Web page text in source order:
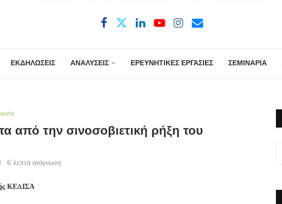
ΕΚΔΗΛΩΣΕΙΣ ΑΝΑΛΥΣΕΙΣ ΕΡΕΥΝΗΤΙΚΕΣ ΕΡΓΑΣΙΕΣ ΣΕΜΙΝΑΡΙΑ
από την σινοσοβιετική ρήξη του
6 λεπτά ανάγνωση
ΚΕΔΙΣΑ